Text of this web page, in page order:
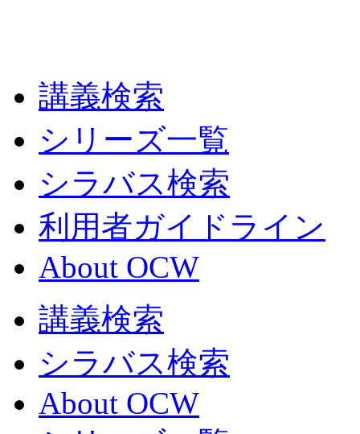
講義検索
シリーズ一覧
シラバス検索
利用者ガイドライン
About OCW
講義検索
シラバス検索
About OCW